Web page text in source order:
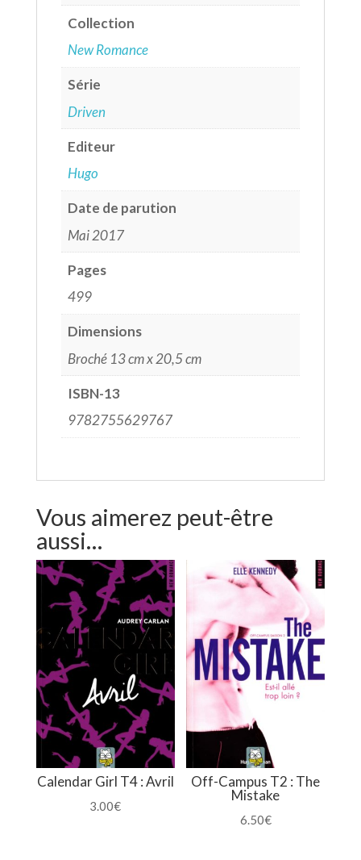
Collection
New Romance
Série
Driven
Editeur
Hugo
Date de parution
Mai 2017
Pages
499
Dimensions
Broché 13 cm x 20,5 cm
ISBN-13
9782755629767
Vous aimerez peut-être
aussi…
Calendar Girl T4 : Avril
3.00€
Off-Campus T2 : The
Mistake
6.50€